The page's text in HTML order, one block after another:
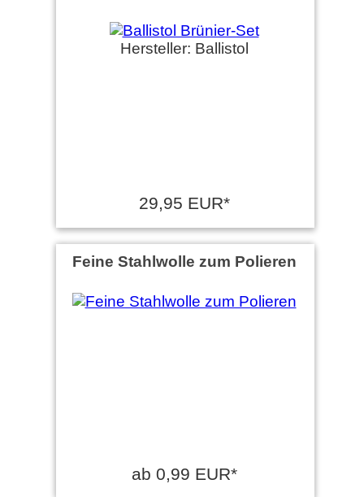
Hersteller: Ballistol
29,95 EUR*
Feine Stahlwolle zum Polieren
ab 0,99 EUR*